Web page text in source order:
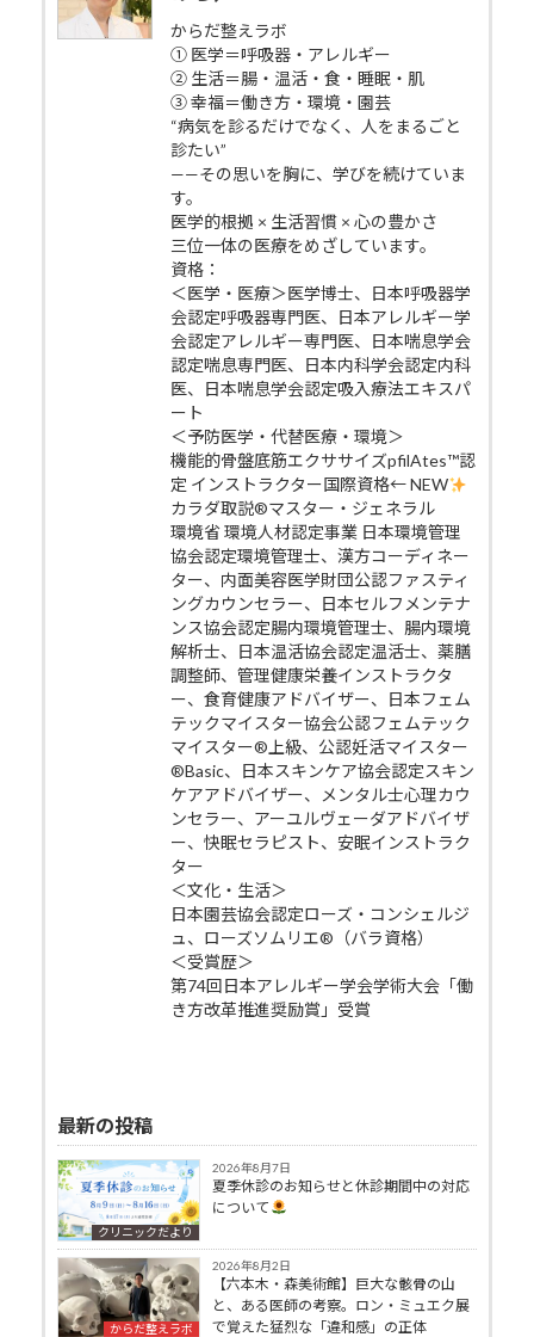
からだ整えラボ
① 医学＝呼吸器・アレルギー
② 生活＝腸・温活・食・睡眠・肌
③ 幸福＝働き方・環境・園芸
“病気を診るだけでなく、人をまるごと
診たい”
——その思いを胸に、学びを続けていま
す。
医学的根拠 × 生活習慣 × 心の豊かさ
三位一体の医療をめざしています。
資格：
＜医学・医療＞医学博士、日本呼吸器学
会認定呼吸器専門医、日本アレルギー学
会認定アレルギー専門医、日本喘息学会
認定喘息専門医、日本内科学会認定内科
医、日本喘息学会認定吸入療法エキスパ
ート
＜予防医学・代替医療・環境＞
機能的骨盤底筋エクササイズpfilAtes™認
定 インストラクター国際資格← NEW
カラダ取説®マスター・ジェネラル
環境省 環境人材認定事業 日本環境管理
協会認定環境管理士、漢方コーディネー
ター、内面美容医学財団公認ファスティ
ングカウンセラー、日本セルフメンテナ
ンス協会認定腸内環境管理士、腸内環境
解析士、日本温活協会認定温活士、薬膳
調整師、管理健康栄養インストラクタ
ー、食育健康アドバイザー、日本フェム
テックマイスター協会公認フェムテック
マイスター®上級、公認妊活マイスター
®Basic、日本スキンケア協会認定スキン
ケアアドバイザー、メンタル士心理カウ
ンセラー、アーユルヴェーダアドバイザ
ー、快眠セラピスト、安眠インストラク
ター
＜文化・生活＞
日本園芸協会認定ローズ・コンシェルジ
ュ、ローズソムリエ®（バラ資格）
＜受賞歴＞
第74回日本アレルギー学会学術大会「働
き方改革推進奨励賞」受賞
最新の投稿
クリニックだより
2026年8月7日
夏季休診のお知らせと休診期間中の対応
について
からだ整えラボ
2026年8月2日
【六本木・森美術館】巨大な骸骨の山
と、ある医師の考察。ロン・ミュエク展
で覚えた猛烈な「違和感」の正体